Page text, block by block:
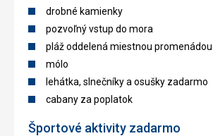
drobné kamienky
pozvoľný vstup do mora
pláž oddelená miestnou promenádou
mólo
lehátka, slnečníky a osušky zadarmo
cabany za poplatok
Športové aktivity zadarmo